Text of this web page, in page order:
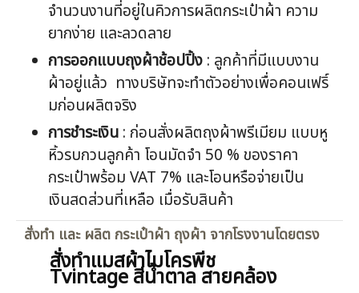
จำนวนงานที่อยู่ในคิวการผลิตกระเป๋าผ้า ความ
ยากง่าย และลวดลาย
การออกแบบถุงผ้าช้อปปิ้ง : ลูกค้าที่มีแบบงาน
ผ้าอยู่แล้ว ทางบริษัทจะทำตัวอย่างเพื่อคอนเฟริ์
มก่อนผลิตจริง
การชำระเงิน : ก่อนสั่งผลิตถุงผ้าพรีเมียม แบบหู
หิ้วรบกวนลูกค้า โอนมัดจำ 50 % ของราคา
กระเป๋าพร้อม VAT 7% และโอนหรือจ่ายเป็น
เงินสดส่วนที่เหลือ เมื่อรับสินค้า
สั่งทำ และ ผลิต กระเป๋าผ้า ถุงผ้า จากโรงงานโดยตรง
สั่งทำแมสผ้าไมโครพีช
Tvintage สีน้ำตาล สายคล้อง